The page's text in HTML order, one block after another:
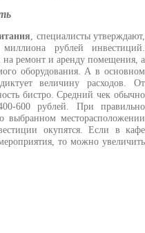
, специалисты утверждают,
рублей инвестиций.
на ремонт и аренду помещения, а
оборудования. А в основном
величину расходов. От
бистро. Средний чек обычно
600 рублей. При правильно
выбранном месторасположении
окупятся. Если в кафе
то можно увеличить